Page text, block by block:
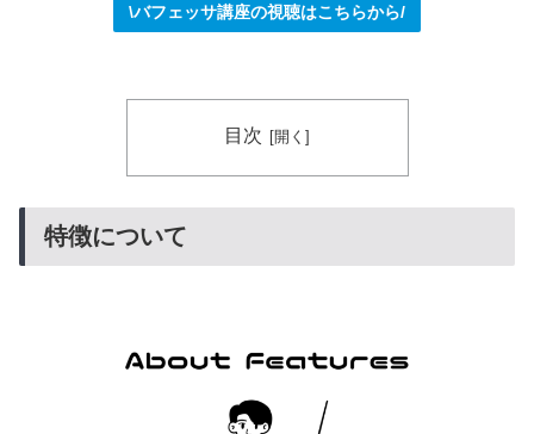
\バフェッサ講座の視聴はこちらから/
目次
特徴について